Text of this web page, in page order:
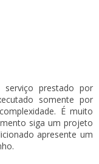
prestado por
somente por
É muito
siga um projeto
apresente um